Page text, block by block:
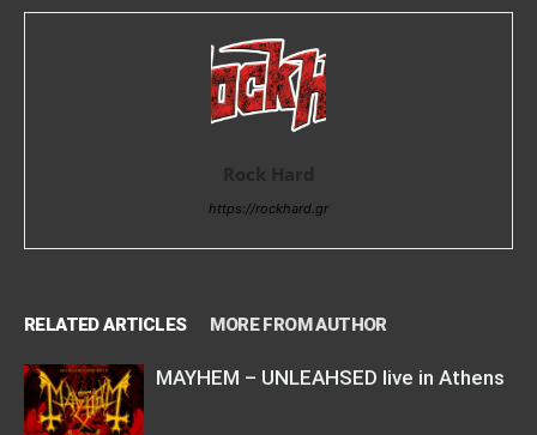
https://rockhard.gr
RELATED ARTICLES MORE FROM AUTHOR
MAYHEM – UNLEAHSED live in Athens